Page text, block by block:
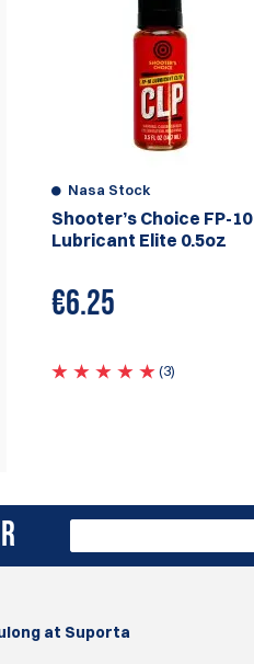
Nasa Stock
Shooter’s Choice FP-10
Lubricant Elite 0.5oz
€6.25
(3)
at Suporta